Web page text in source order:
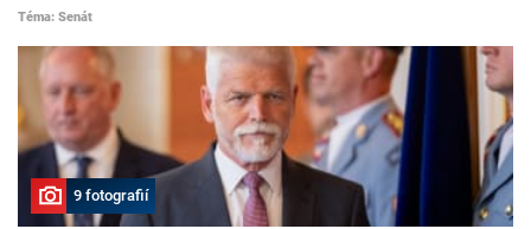
Téma: Senát
9 fotografií